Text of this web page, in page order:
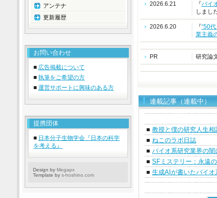
2026.6.21 『バイ
しまし
2026.6.20 『“50
業主義
PR 研究論
連載記事（連載中）
■ 教授と僕の研究人生相
■ ねこのラボ日誌
■ バイオ系研究業界の
■ SFミステリー：永遠
■ 生成AIが書いたバイオ
アンテナ
更新履歴
お問い合わせ
■ 広告掲載について
■ 執筆をご希望の方
■ 運営サポートに興味のある方
提携団体
■ 日本分子生物学会『日本の科学
を考える』
Design by Megapx
Template by s-hoshino.com